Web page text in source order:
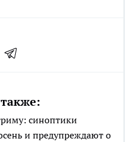
синоптики
и предупреждают о